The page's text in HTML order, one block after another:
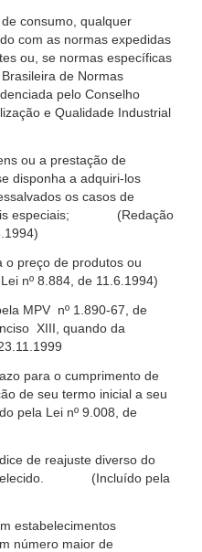
consumo, qualquer
com as normas expedidas
ou, se normas específicas
de Normas
pelo Conselho
e Qualidade Industrial
ou a prestação de
disponha a adquiri-los
os casos de
leis especiais; (Redação
o preço de produtos ou
8.884, de 11.6.1994)
MPV nº 1.890-67, de
XIII, quando da
para o cumprimento de
de seu termo inicial a seu
Lei nº 9.008, de
de reajuste diverso do
(Incluído pela
estabelecimentos
número maior de